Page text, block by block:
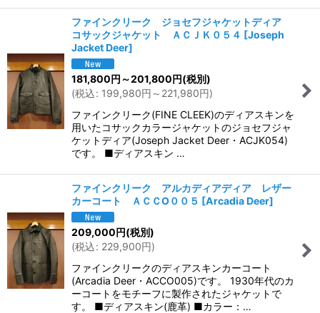
ファインクリーク ジョセフジャケットディア
コサックジャケット ＡＣＪＫ０５４ [Joseph
Jacket Deer]
181,800円 ～201,800円(税別)
(税込: 199,980円 ～221,980円)
ファインクリーク(FINE CLEEK)のディアスキンを
用いたコサックカラージャケットのジョセフジャ
ケットディア(Joseph Jacket Deer・ACJK054)
です。 ■ディアスキン …
ファインクリーク アルカディアディア レザー
カーコート ＡＣＣO００５ [Arcadia Deer]
209,000円(税別)
(税込: 229,900円)
ファインクリークのディアスキンカーコート
(Arcadia Deer・ACCO005)です。 1930年代のカ
ーコートをモチーフに製作されたジャケットで
す。 ■ディアスキン(鹿革) ■カラー：…